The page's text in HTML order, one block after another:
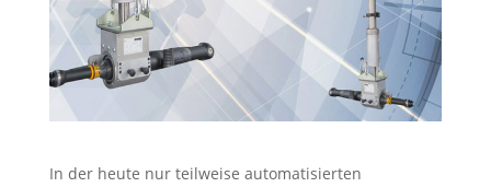
In der heute nur teilweise automatisierten